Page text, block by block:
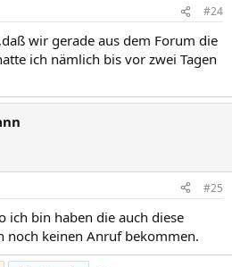
#24
wir gerade aus dem Forum die
ich nämlich bis vor zwei Tagen
#25
ich bin haben die auch diese
noch keinen Anruf bekommen.